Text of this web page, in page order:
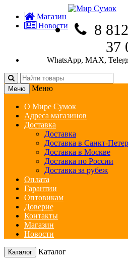
Магазин
Новости
8
37
WhatsApp, MAX,
Меню Меню
О Мире Сумок
Адреса магазинов
Доставка
Доставка
Доставка в Санкт-
Доставка в Москве
Доставка по России
Доставка за рубеж
Оплата
Гарантии
Оптовикам
Доверие
Контакты
Магазин
Новости
Каталог Каталог